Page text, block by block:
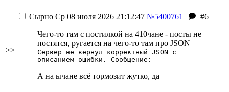
>>
Сырно Ср 08 июля 2026 21:12:47 №5400761
#6
Чего-то там с постилкой на 410чане - посты не
постятся, ругается на чего-то там про JSON
Сервер не вернул корректный JSON с
описанием ошибки. Сообщение:
А на ычане всё тормозит жутко, да